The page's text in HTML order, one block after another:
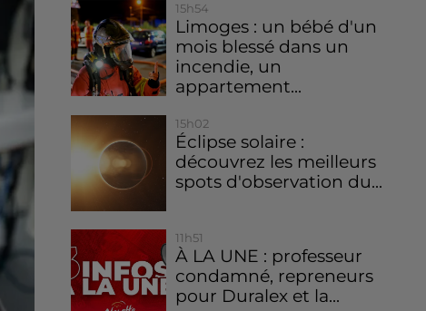
15h54
Limoges : un bébé d'un
mois blessé dans un
incendie, un
appartement...
15h02
Éclipse solaire :
découvrez les meilleurs
spots d'observation du...
11h51
À LA UNE : professeur
condamné, repreneurs
pour Duralex et la...